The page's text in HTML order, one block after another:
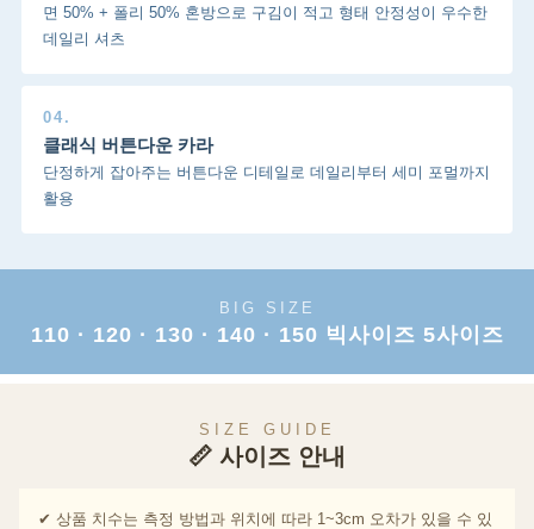
면 50% + 폴리 50% 혼방으로 구김이 적고 형태 안정성이 우수한
데일리 셔츠
04.
클래식 버튼다운 카라
단정하게 잡아주는 버튼다운 디테일로 데일리부터 세미 포멀까지
활용
BIG SIZE
110 · 120 · 130 · 140 · 150 빅사이즈 5사이즈
SIZE GUIDE
📏 사이즈 안내
✔ 상품 치수는 측정 방법과 위치에 따라 1~3cm 오차가 있을 수 있